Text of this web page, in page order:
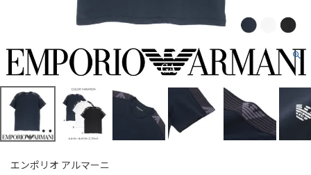
エンポリオ アルマーニ